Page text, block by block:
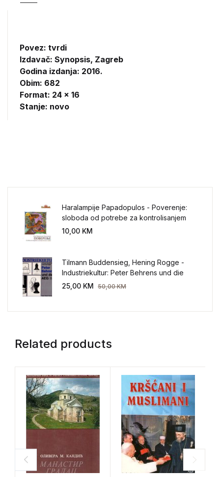
Povez: tvrdi
Izdavač: Synopsis, Zagreb
Godina izdanja: 2016.
Obim: 682
Format: 24 x 16
Stanje: novo
Haralampije Papadopulos - Poverenje:
sloboda od potrebe za kontrolisanjem
sveta
10,00 KM
Tilmann Buddensieg, Hening Rogge -
Industriekultur: Peter Behrens und die
AEG 1907-1914.
25,00 KM 50,00KM
Related products